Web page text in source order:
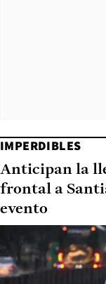
IMPERDIBLES
Anticipan la
frontal a
evento